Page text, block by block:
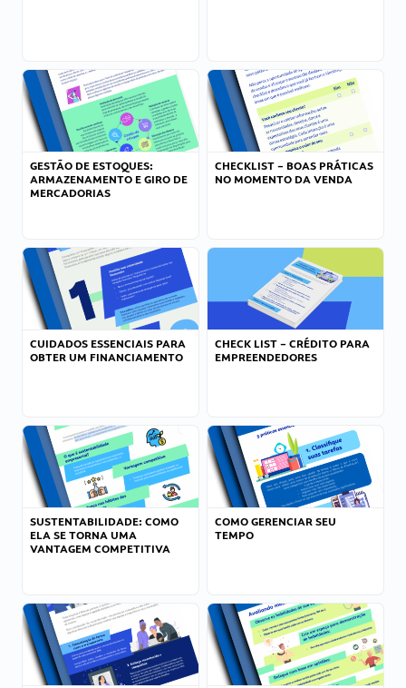
GESTÃO DE ESTOQUES:
ARMAZENAMENTO E GIRO DE
MERCADORIAS
CHECKLIST – BOAS PRÁTICAS
NO MOMENTO DA VENDA
CUIDADOS ESSENCIAIS PARA
OBTER UM FINANCIAMENTO
CHECK LIST – CRÉDITO PARA
EMPREENDEDORES
SUSTENTABILIDADE: COMO
ELA SE TORNA UMA
VANTAGEM COMPETITIVA
COMO GERENCIAR SEU
TEMPO